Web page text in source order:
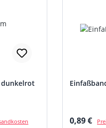
dunkelrot
0,89 €